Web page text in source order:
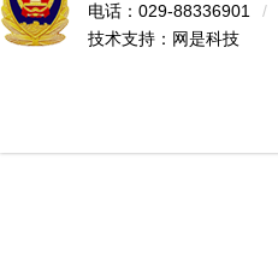
电话：029-88336901
/
技术支持： 网是科技